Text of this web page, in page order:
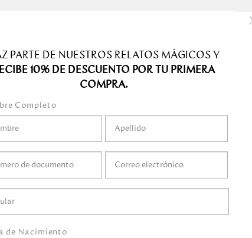
PARTE DE NUESTROS RELATOS MÁGICOS Y
10% DE DESCUENTO POR TU PRIMERA
COMPRA.
Completo
de Nacimiento